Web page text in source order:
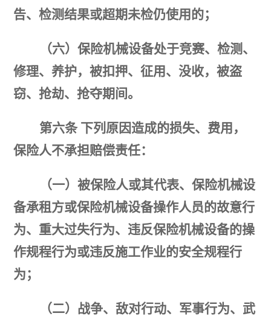
告、检测结果或超期未检仍使用的；
（六）保险机械设备处于竞赛、检测、
修理、养护，被扣押、征用、没收，被盗
窃、抢劫、抢夺期 间。
第六条 下列原因造成的损失、费用，
保险人不承担赔偿责任：
（一）被保险人或其代表、保险机械设
备承租方或保险机械设备操作人员的故意行
为、重大过失行为、违反保险机械设备的操
作规程行为或违反施工作业的安全规程行
为；
（二）战争、敌对行动、军事行为、武